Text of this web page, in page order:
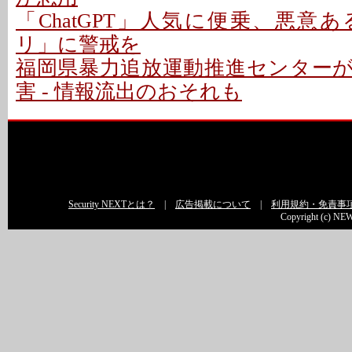
「ChatGPT」人気に便乗、悪意
リ」に警戒を
福岡県暴力追放運動推進センター
害 - 情報流出のおそれも
Security NEXTとは？ 広告掲載について
利用規約・免責事
Copyright (c)